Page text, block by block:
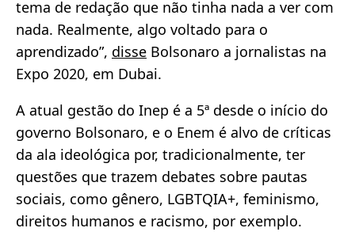
tema de redação que não tinha nada a ver com
nada. Realmente, algo voltado para o
aprendizado”, disse Bolsonaro a jornalistas na
Expo 2020, em Dubai.
A atual gestão do Inep é a 5ª desde o início do
governo Bolsonaro, e o Enem é alvo de críticas
da ala ideológica por, tradicionalmente, ter
questões que trazem debates sobre pautas
sociais, como gênero, LGBTQIA+, feminismo,
direitos humanos e racismo, por exemplo.